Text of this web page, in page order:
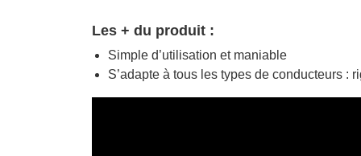
Les + du produit :
Simple d’utilisation et maniable
S’adapte à tous les types de conducteurs :